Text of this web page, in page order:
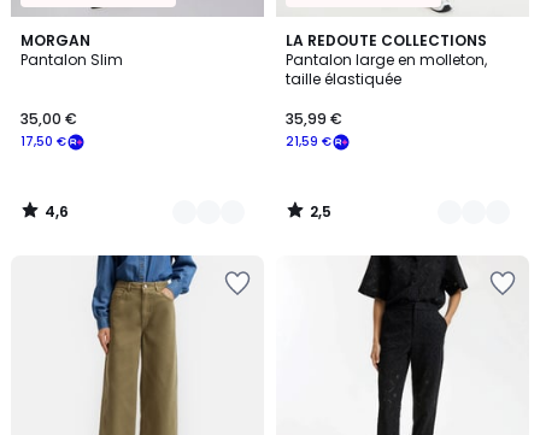
MORGAN
Pantalon Slim
17,50 €
35,00 €
4,6
/ 5
3
Couleurs
4,6
/
LA REDOUTE COLLECTIONS
Pantalon large en molleton,
taille élastiquée
21,59 €
35,99 €
2,5
/ 5
2
Couleurs
2,5
/